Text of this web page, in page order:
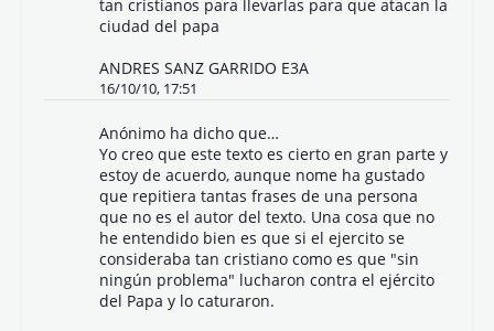
tan cristianos para llevarlas para que atacan la
ciudad del papa
ANDRES SANZ GARRIDO E3A
16/10/10, 17:51
Anónimo ha dicho que…
Yo creo que este texto es cierto en gran parte y
estoy de acuerdo, aunque nome ha gustado
que repitiera tantas frases de una persona
que no es el autor del texto. Una cosa que no
he entendido bien es que si el ejercito se
consideraba tan cristiano como es que "sin
ningún problema" lucharon contra el ejército
del Papa y lo caturaron.